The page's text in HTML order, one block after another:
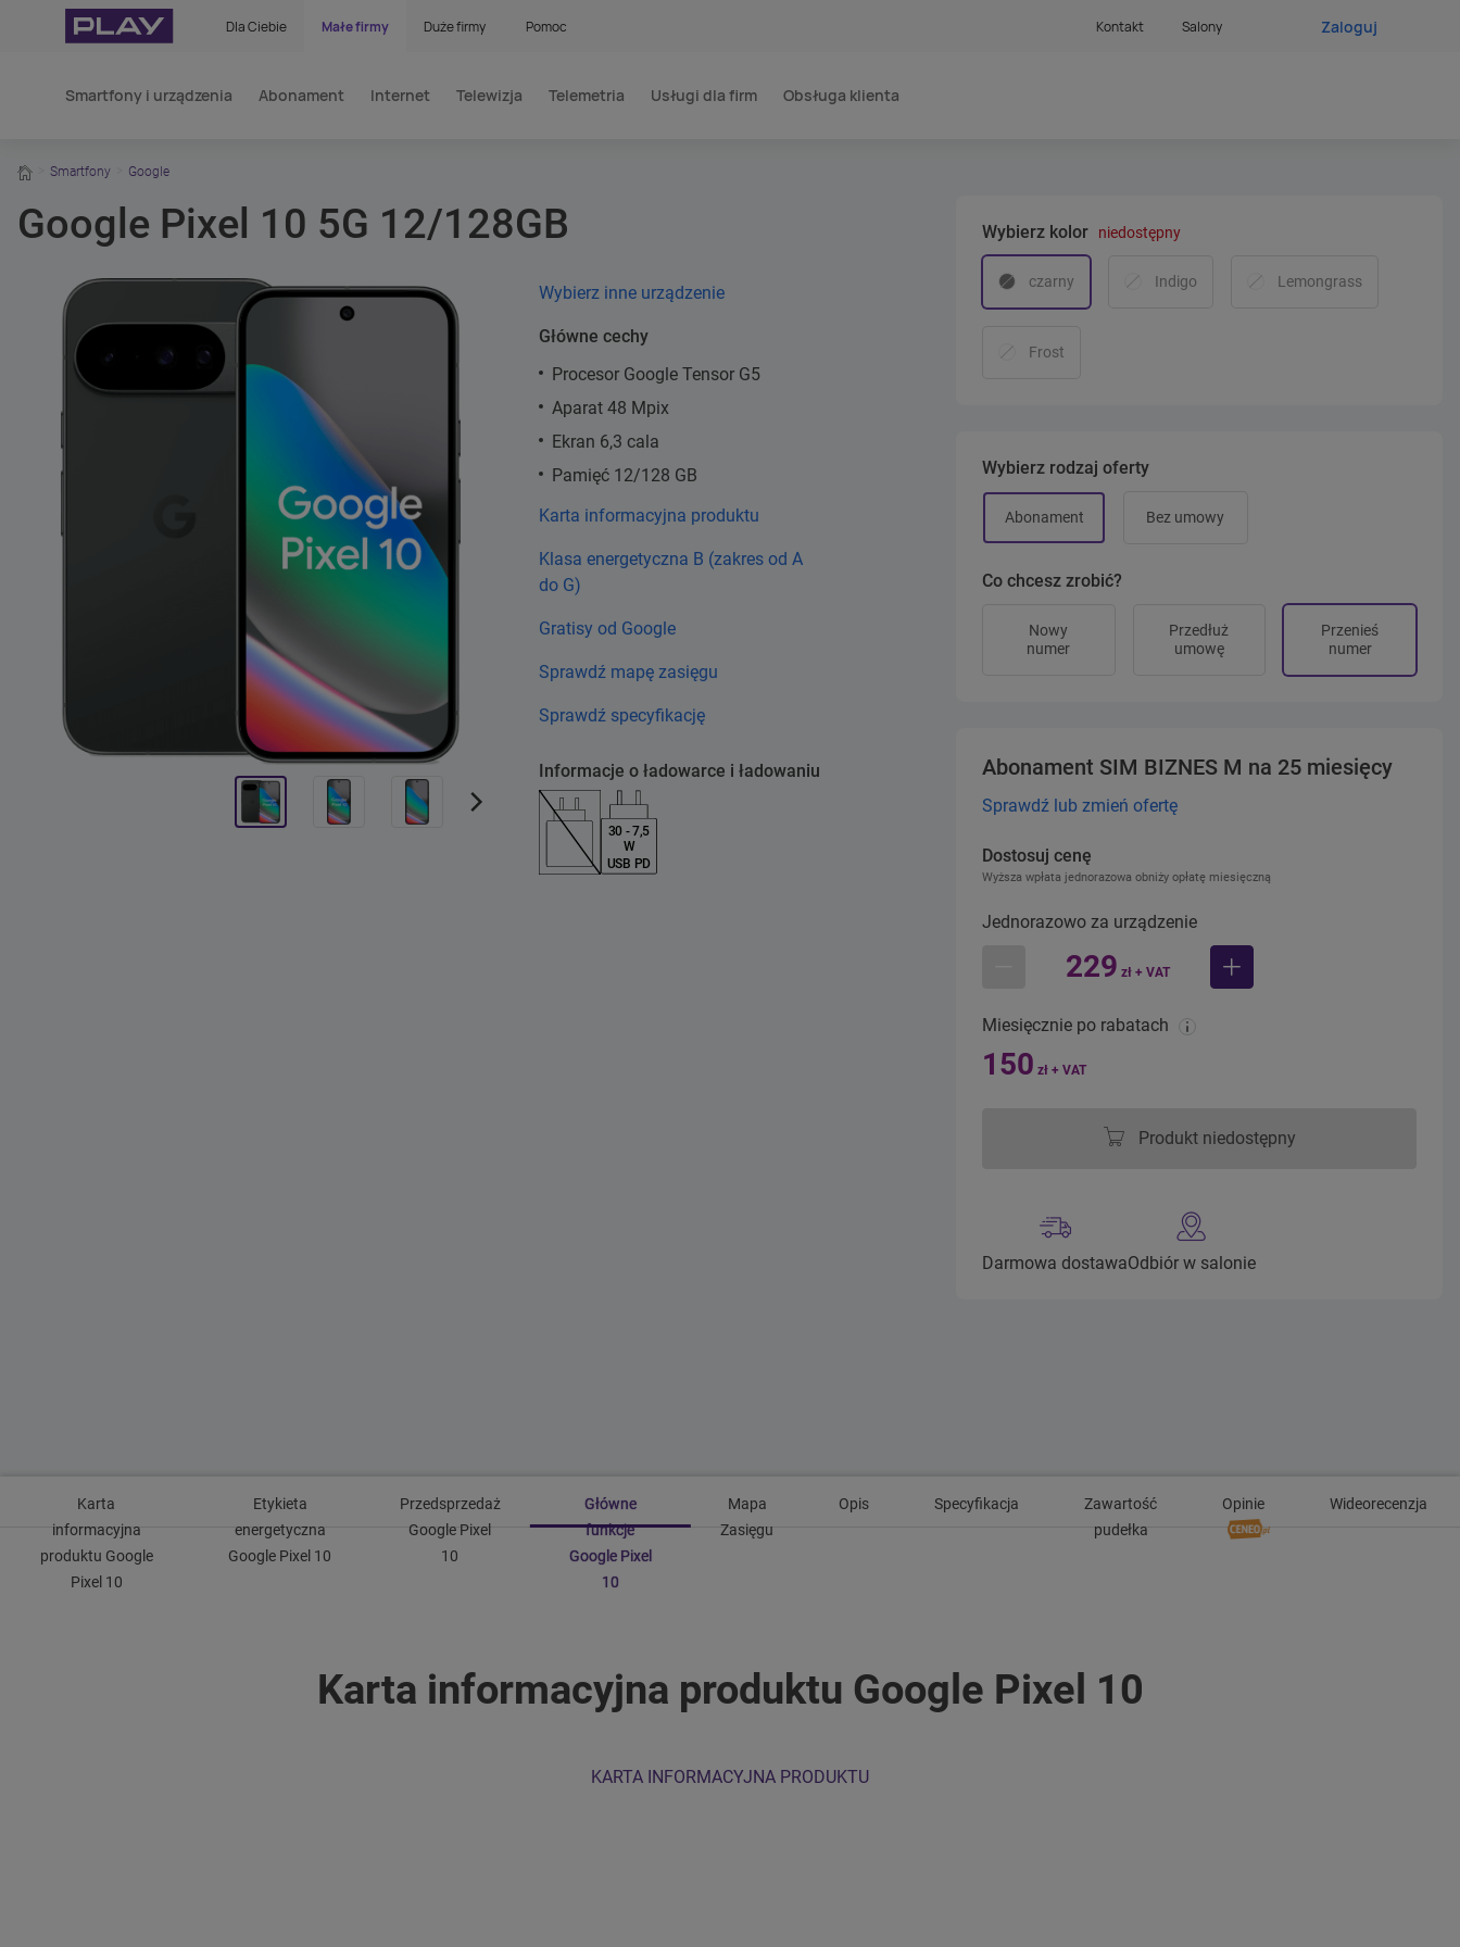
Dla Ciebie Małe firmy Duże firmy Pomoc Kontakt Salony Zaloguj
Smartfony i urządzenia Abonament Internet Telewizja Telemetria Usługi dla firm Obsługa klienta
home
Smartfony Google
Google Pixel 10 5G 12/128GB
Wybierz inne urządzenie
Główne cechy
Procesor Google Tensor G5
Aparat 48 Mpix
Ekran 6,3 cala
Pamięć 12/128 GB
Karta informacyjna produktu
Klasa energetyczna B (zakres od A
do G)
Gratisy od Google
Sprawdź mapę zasięgu
Sprawdź specyfikację
Informacje o ładowarce i ładowaniu
30 - 7,5
W
USB PD
Wybierz kolor niedostępny
czarny Indigo Lemongrass
Frost
Wybierz rodzaj oferty
Abonament Bez umowy
Co chcesz zrobić?
Nowy
numer
Przedłuż
umowę
Przenieś
numer
Abonament SIM BIZNES M na 25 miesięcy
Sprawdź lub zmień ofertę
Dostosuj cenę
Wyższa wpłata jednorazowa obniży opłatę miesięczną
Jednorazowo za urządzenie
229 zł + VAT więcej
Miesięcznie po rabatach
150 zł + VAT
Produkt niedostępny
Darmowa dostawaOdbiór w salonie
Karta
informacyjna
produktu Google
Pixel 10
Etykieta
energetyczna
Google Pixel 10
Przedsprzedaż
Google Pixel
10
Główne
funkcje
Google Pixel
10
Mapa
Zasięgu
Opis Specyfikacja
Zawartość
pudełka
Opinie Wideorecenzja
Karta informacyjna produktu Google Pixel 10
KARTA INFORMACYJNA PRODUKTU